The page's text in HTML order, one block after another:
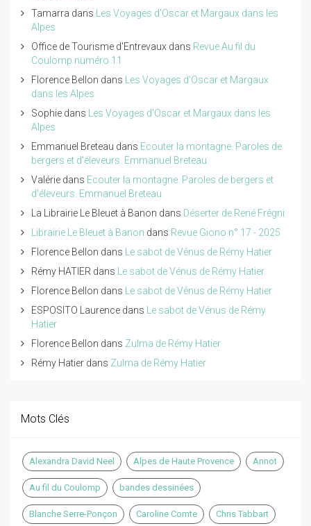
Tamarra dans Les Voyages d'Oscar et Margaux dans les
Alpes
Office de Tourisme d'Entrevaux dans Revue Au fil du
Coulomp numéro 11
Florence Bellon dans Les Voyages d'Oscar et Margaux
dans les Alpes
Sophie dans Les Voyages d'Oscar et Margaux dans les
Alpes
Emmanuel Breteau dans Ecouter la montagne. Paroles de
bergers et d'éleveurs. Emmanuel Breteau
Valérie dans Ecouter la montagne. Paroles de bergers et
d'éleveurs. Emmanuel Breteau
La Librairie Le Bleuet à Banon dans Déserter de René Frégni
Librairie Le Bleuet à Banon dans Revue Giono n° 17 - 2025
Florence Bellon dans Le sabot de Vénus de Rémy Hatier
Rémy HATIER dans Le sabot de Vénus de Rémy Hatier
Florence Bellon dans Le sabot de Vénus de Rémy Hatier
ESPOSITO Laurence dans Le sabot de Vénus de Rémy
Hatier
Florence Bellon dans Zulma de Rémy Hatier
Rémy Hatier dans Zulma de Rémy Hatier
Mots Clés
Alexandra David Neel Alpes de Haute Provence Annot
Au fil du Coulomp bandes dessinées
Blanche Serre-Ponçon Caroline Comte Chris Tabbart